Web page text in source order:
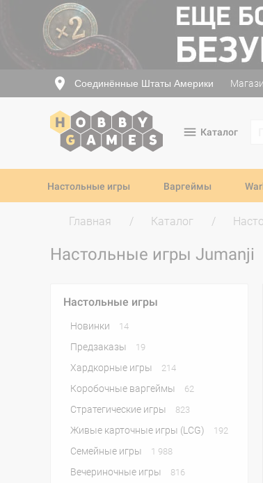
Соединённые Штаты Америки
Каталог
Настольные игры Варгеймы
Главная Каталог
Настольные игры Jumanji
Настольные игры
Новинки 14
Предзаказы 19
Хардкорные игры 214
Коробочные варгеймы 62
Стратегические игры 823
Живые карточные игры (LCG) 192
Семейные игры 1 988
Вечериночные игры 816